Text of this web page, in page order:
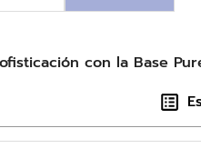
con la Base